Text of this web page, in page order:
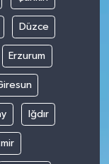
Düzce
Erzurum
Iğdır